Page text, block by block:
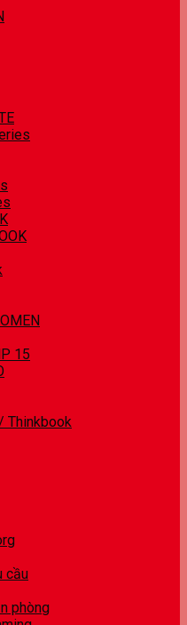
15
Thinkbook
cầu
phòng